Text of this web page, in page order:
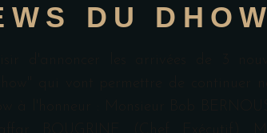
DU DHOW